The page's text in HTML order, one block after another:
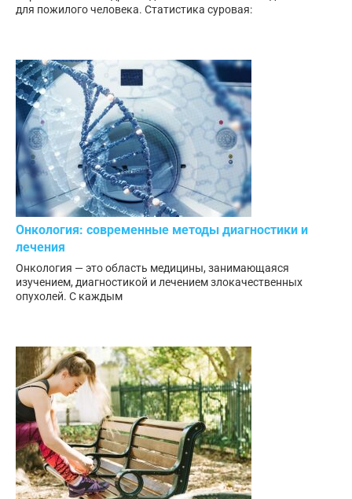
для пожилого человека. Статистика суровая:
Онкология: современные методы диагностики и
лечения
Онкология — это область медицины, занимающаяся
изучением, диагностикой и лечением злокачественных
опухолей. С каждым